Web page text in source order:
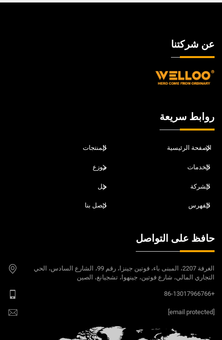
عن شركتنا
روابط سريعة
الصفحة الرئيسية المنتجات
الخدمات موزع
الشركة حل
الفهرس اتصل بنا
حافظ على التواصل
الغرفة 2207، المبنى باء، فوتين جينزا، رقم 99، الشارع السادس، الحي
التجاري المالي، شارع فوتين، جينهوا، تشجيانغ، الصين
+86-13017966766